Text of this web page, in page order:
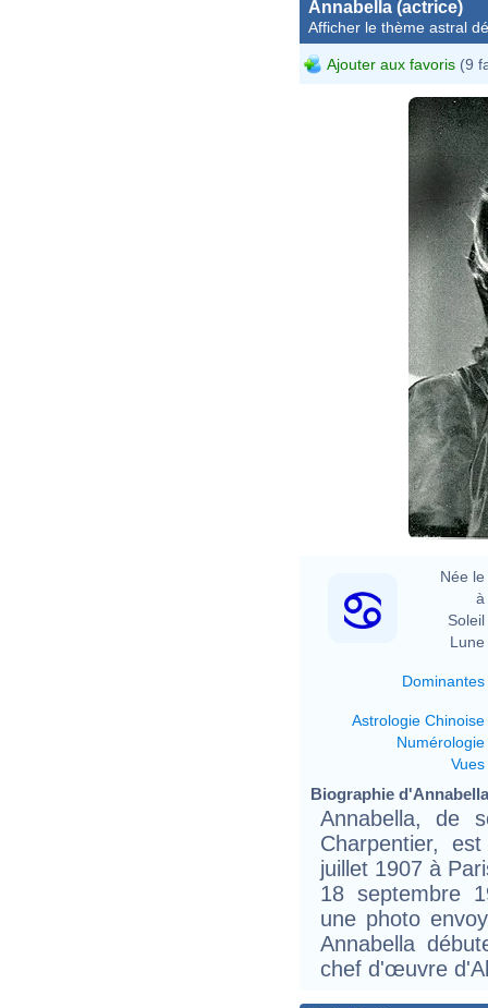
Annabella (actrice)
Afficher le thème astral
Ajouter aux favoris (9
Née le
à
Soleil
Lune
Dominantes
Astrologie Chinoise
Numérologie
Vues
Biographie
Annabella, de
Charpentier,
juillet 1907 à
18 septembre
une photo
Annabella
chef d'œuvre